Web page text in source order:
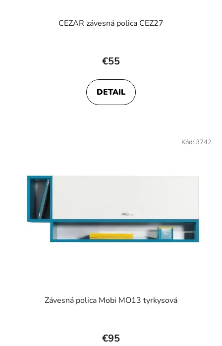
CEZAR závesná polica CEZ27
€55
DETAIL
Závesná polica Mobi MO13 tyrkysová
€95
Kód: 3742